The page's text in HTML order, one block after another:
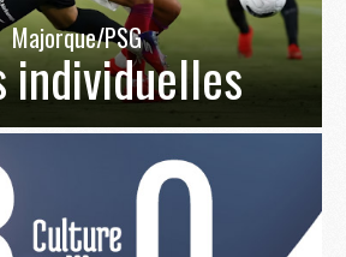
Majorque/PSG
individuelles